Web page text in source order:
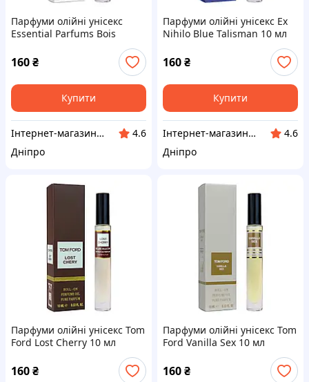
Парфуми олійні унісекс
Essential Parfums Bois
160₴
Купити
Інтернет-магазин "Klever"
4.6
Дніпро
Парфуми олійні унісекс Ex
Nihilo Blue Talisman 10 мл
160₴
Купити
Інтернет-магазин "Klever"
4.6
Дніпро
Парфуми олійні унісекс Tom
Ford Lost Cherry 10 мл
160₴
Парфуми олійні унісекс Tom
Ford Vanilla Sex 10 мл
160₴